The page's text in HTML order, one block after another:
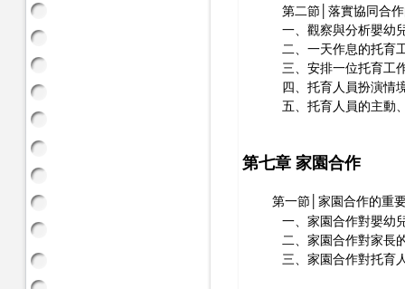
第二節│落實協同合作
一、觀察與分析嬰幼兒
二、一天作息的托育
三、安排一位托育工作
四、托育人員扮演情境
五、托育人員的主動、
第七章 家園合作
第一節│家園合作的重
一、家園合作對嬰幼
二、家園合作對家長
三、家園合作對托育人